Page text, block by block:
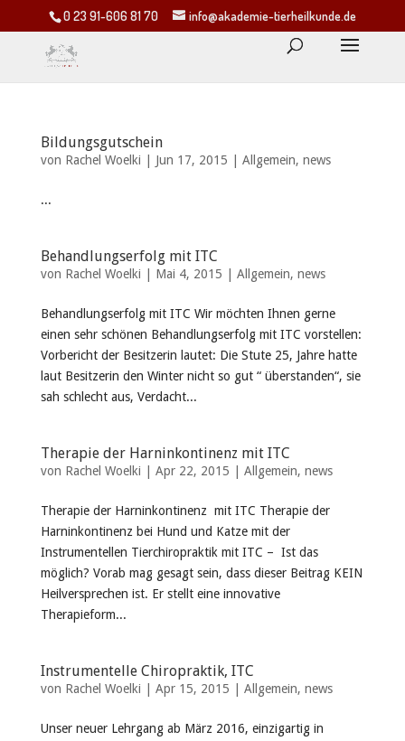
0 23 91-606 81 70 info@akademie-tierheilkunde.de
Bildungsgutschein
von Rachel Woelki Jun 17, 2015 Allgemein, news
...
Behandlungserfolg mit ITC
von Rachel Woelki Mai 4, 2015 Allgemein, news
Behandlungserfolg mit ITC Wir möchten Ihnen gerne
einen sehr schönen Behandlungserfolg mit ITC vorstellen:
Vorbericht der Besitzerin lautet: Die Stute 25, Jahre hatte
laut Besitzerin den Winter nicht so gut “ überstanden“, sie
sah schlecht aus, Verdacht...
Therapie der Harninkontinenz mit ITC
von Rachel Woelki Apr 22, 2015 Allgemein, news
Therapie der Harninkontinenz mit ITC Therapie der
Harninkontinenz bei Hund und Katze mit der
Instrumentellen Tierchiropraktik mit ITC – Ist das
möglich? Vorab mag gesagt sein, dass dieser Beitrag KEIN
Heilversprechen ist. Er stellt eine innovative
Therapieform...
Instrumentelle Chiropraktik, ITC
von Rachel Woelki Apr 15, 2015 Allgemein, news
Unser neuer Lehrgang ab März 2016, einzigartig in